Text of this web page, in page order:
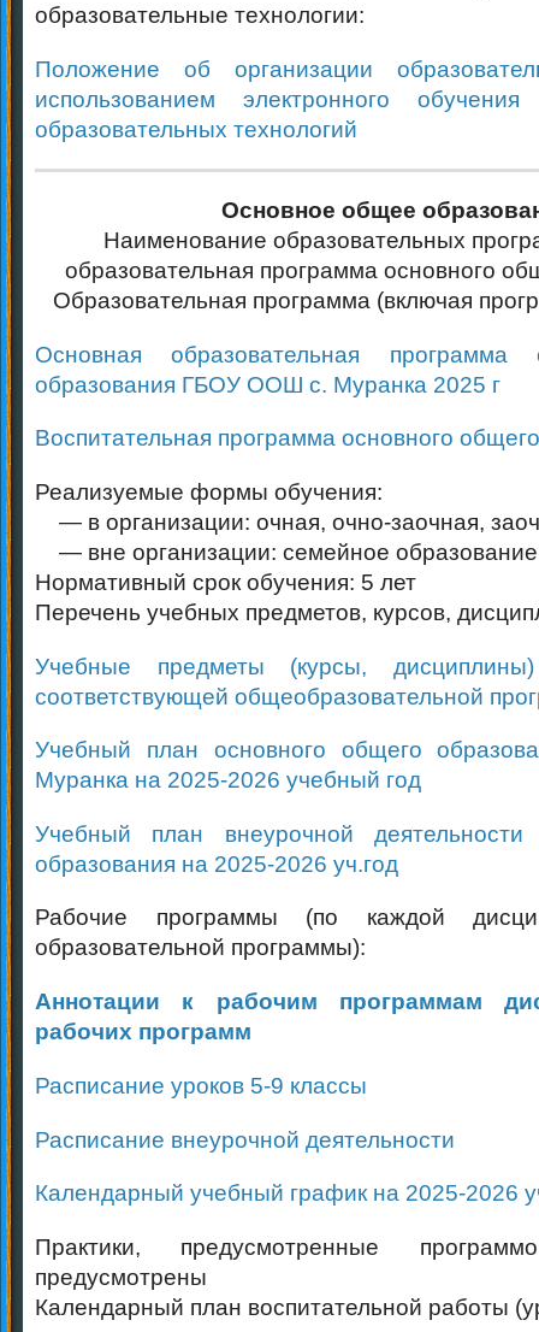
образовательные технологии:
Положение об организации
использованием электронного
образовательных технологий
Основное общее
Наименование образовательных
образовательная программа основного
Образовательная программа (включая
Основная образовательная программа
образования ГБОУ ООШ с. Муранка 2025 г
Воспитательная программа основного
Реализуемые формы обучения:
— в организации: очная, очно-заочная,
— вне организации: семейное
Нормативный срок обучения: 5 лет
Перечень учебных предметов, курсов,
Учебные предметы (курсы, дисциплины)
соответствующей общеобразовательной
Учебный план основного общего
Муранка на 2025-2026 учебный год
Учебный план внеурочной деятельности
образования на 2025-2026 уч.год
Рабочие программы (по каждой
образовательной программы):
Аннотации к рабочим программам
рабочих программ
Расписание уроков 5-9 классы
Расписание внеурочной деятельности
Календарный учебный график на 2025-2026
Практики, предусмотренные
предусмотрены
Календарный план воспитательной работы